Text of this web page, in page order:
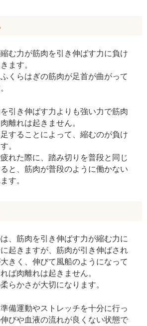
む力が筋肉を引き伸ばす力に負け
ます。
くらはぎの筋肉が足首が曲がって
引き伸ばす力よりも強い力で筋肉
離れは起きません。
することによって、縮むのが負け
。
れた際に、踏み切りを普段と同じ
と、筋肉が普段のように働かない
す。
、筋肉を引き伸ばす力が縮む力に
起きますが、筋肉が引き伸ばされ
きく、伸びて風船のようになって
ば肉離れは起きません。
らかさが大切になります。
備運動やストレッチを十分に行っ
びや血液の流れが良くない状態で